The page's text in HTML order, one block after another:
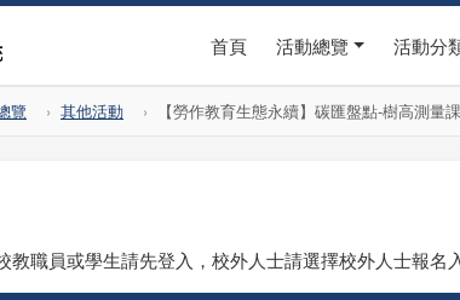
首頁 活動總覽 活動分
覽 其他活動 【勞作教育生態永續】碳匯盤點-樹高測量
教職員或學生請先登入，校外人士請選擇校外人士報名